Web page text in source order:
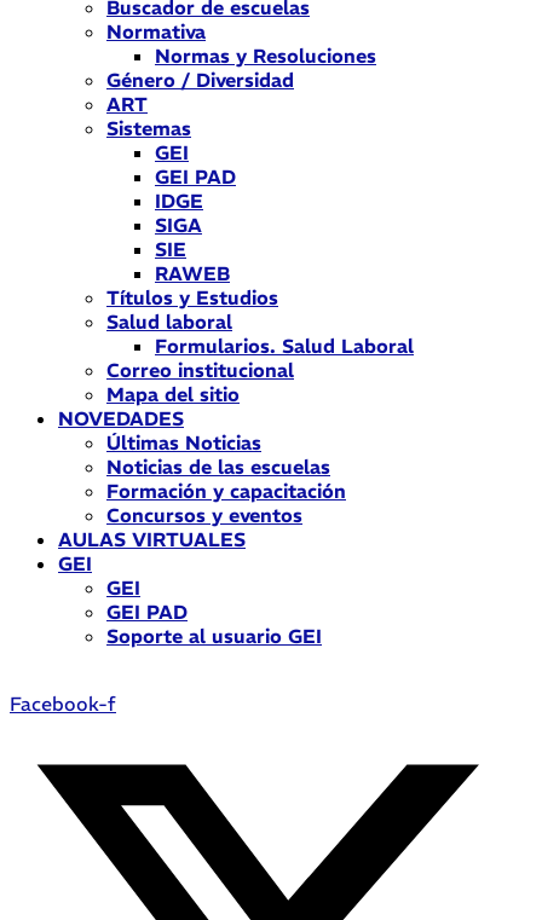
Buscador de escuelas
Normativa
Normas y Resoluciones
Género / Diversidad
ART
Sistemas
GEI
GEI PAD
IDGE
SIGA
SIE
RAWEB
Títulos y Estudios
Salud laboral
Formularios. Salud Laboral
Correo institucional
Mapa del sitio
NOVEDADES
Últimas Noticias
Noticias de las escuelas
Formación y capacitación
Concursos y eventos
AULAS VIRTUALES
GEI
GEI
GEI PAD
Soporte al usuario GEI
Facebook-f